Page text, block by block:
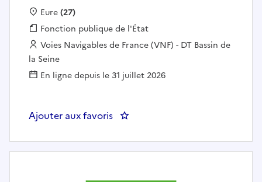
Localisation :
Eure(27)
Fonction publique :
Fonction publique de l'État
Employeur :
Voies Navigables de France (VNF) - DT Bassin de
la Seine
En ligne depuis le 31 juillet 2026
Ajouter aux favoris : Chef d'équipe maintenance